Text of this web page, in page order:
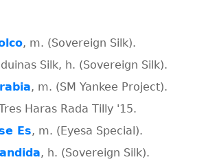
, m. (Sovereign Silk).
Silk, h. (Sovereign Silk).
, m. (SM Yankee Project).
Haras Rada Tilly '15.
Es, m. (Eyesa Special).
, h. (Sovereign Silk).